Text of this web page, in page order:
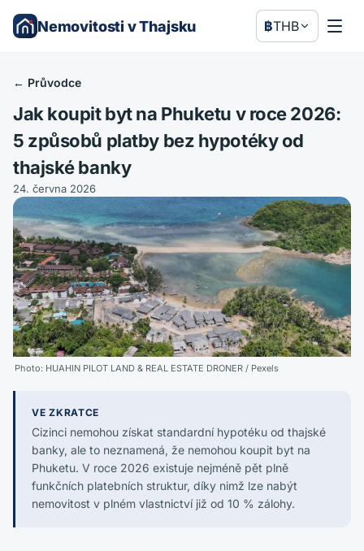
Nemovitosti v Thajsku ฿THB
← Průvodce
Jak koupit byt na Phuketu v roce 2026:
5 způsobů platby bez hypotéky od
thajské banky
24. června 2026
Photo: HUAHIN PILOT LAND & REAL ESTATE DRONER / Pexels
VE ZKRATCE
Cizinci nemohou získat standardní hypotéku od thajské
banky, ale to neznamená, že nemohou koupit byt na
Phuketu. V roce 2026 existuje nejméně pět plně
funkčních platebních struktur, díky nimž lze nabýt
nemovitost v plném vlastnictví již od 10 % zálohy.